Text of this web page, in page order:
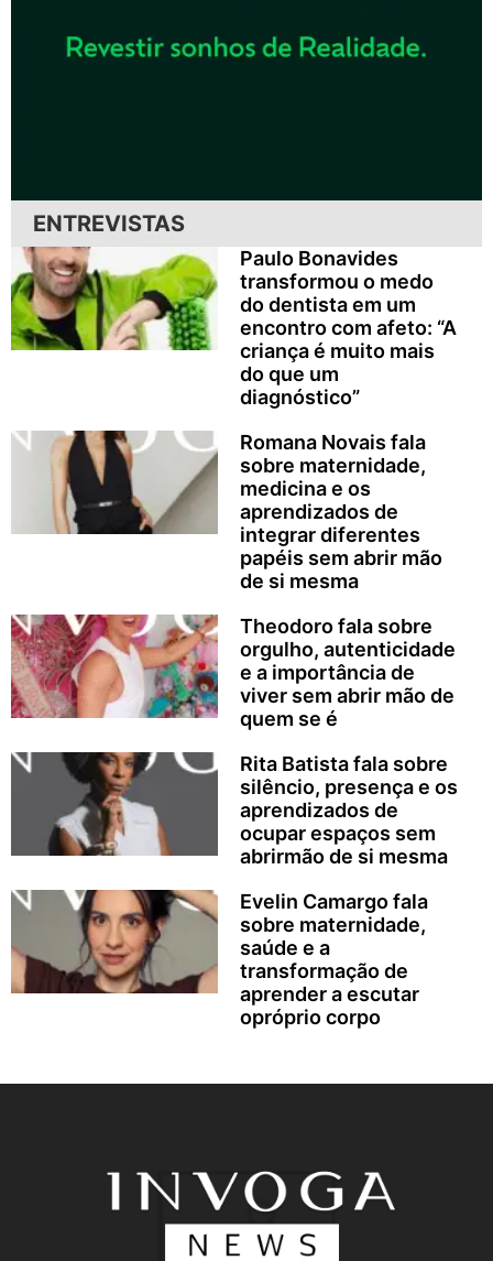
ENTREVISTAS
Paulo Bonavides
transformou o medo
do dentista em um
encontro com afeto: “A
criança é muito mais
do que um
diagnóstico”
Romana Novais fala
sobre maternidade,
medicina e os
aprendizados de
integrar diferentes
papéis sem abrir mão
de si mesma
Theodoro fala sobre
orgulho, autenticidade
e a importância de
viver sem abrir mão de
quem se é
Rita Batista fala sobre
silêncio, presença e os
aprendizados de
ocupar espaços sem
abrirmão de si mesma
Evelin Camargo fala
sobre maternidade,
saúde e a
transformação de
aprender a escutar
opróprio corpo